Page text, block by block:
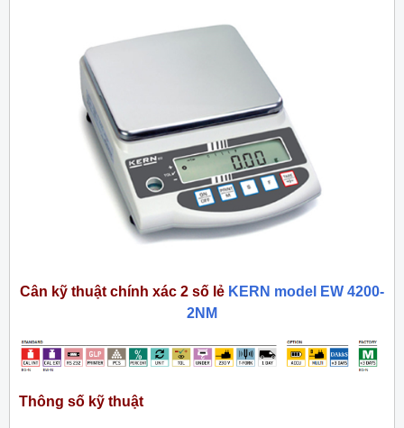
Cân kỹ thuật chính xác 2 số lẻ KERN model EW 4200-
2NM
Thông số kỹ thuật